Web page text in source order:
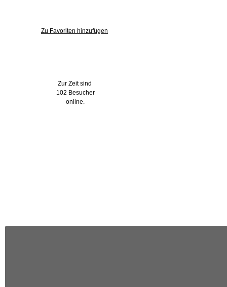
Zu Favoriten hinzufügen
Zur Zeit sind
102 Besucher
online.